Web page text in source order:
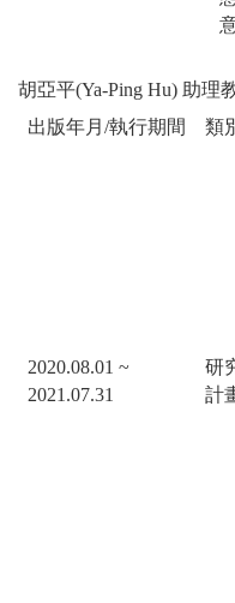
胡亞平(Ya-Ping Hu) 助理
出版年月/執行期間
類
2020.08.01 ~
2021.07.31
研
計